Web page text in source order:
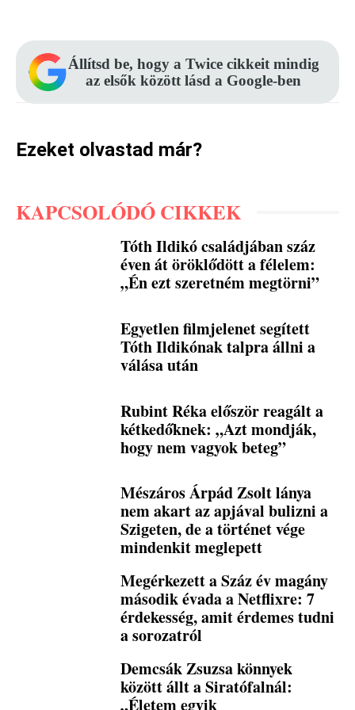
Állítsd be, hogy a Twice cikkeit mindig
az elsők között lásd a Google-ben
Ezeket olvastad már?
KAPCSOLÓDÓ CIKKEK
Tóth Ildikó családjában száz
éven át öröklődött a félelem:
„Én ezt szeretném megtörni”
Egyetlen filmjelenet segített
Tóth Ildikónak talpra állni a
válása után
Rubint Réka először reagált a
kétkedőknek: „Azt mondják,
hogy nem vagyok beteg”
Mészáros Árpád Zsolt lánya
nem akart az apjával bulizni a
Szigeten, de a történet vége
mindenkit meglepett
Megérkezett a Száz év magány
második évada a Netflixre: 7
érdekesség, amit érdemes tudni
a sorozatról
Demcsák Zsuzsa könnyek
között állt a Siratófalnál:
„Életem egyik